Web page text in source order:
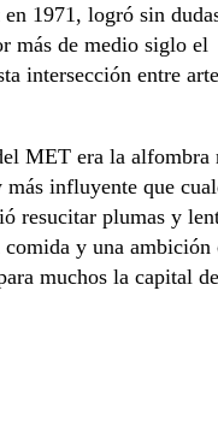
1971, logró sin
más de medio siglo el
intersección entre
MET era la alfombra
influyente que
resucitar plumas y
y una ambición
muchos la capital